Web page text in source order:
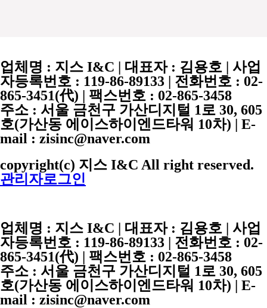
업체명 : 지스 I&C | 대표자 : 김용호 | 사업
자등록번호 : 119-86-89133 | 전화번호 : 02-
865-3451(代) | 팩스번호 : 02-865-3458
주소 : 서울 금천구 가산디지털 1로 30, 605
호(가산동 에이스하이엔드타워 10차) | E-
mail : zisinc@naver.com
copyright(c) 지스 I&C All right reserved.
관리자로그인
업체명 : 지스 I&C | 대표자 : 김용호 | 사업
자등록번호 : 119-86-89133 | 전화번호 : 02-
865-3451(代) | 팩스번호 : 02-865-3458
주소 : 서울 금천구 가산디지털 1로 30, 605
호(가산동 에이스하이엔드타워 10차) | E-
mail : zisinc@naver.com